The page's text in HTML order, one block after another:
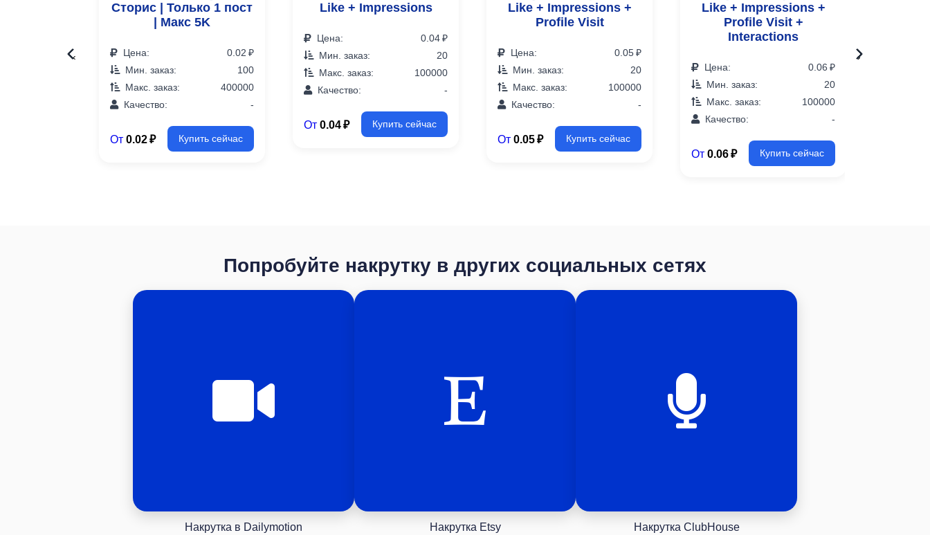
‹
Сторис | Только 1 пост
| Макс 5K
Цена:
0.02 ₽
Мин. заказ:
100
Макс. заказ:
400000
Качество:
-
От 0.02 ₽ Купить сейчас
Like + Impressions
Цена:
0.04 ₽
Мин. заказ:
20
Макс. заказ:
100000
Качество:
-
От 0.04 ₽ Купить сейчас
Like + Impressions +
Profile Visit
Цена:
0.05 ₽
Мин. заказ:
20
Макс. заказ:
100000
Качество:
-
От 0.05 ₽ Купить сейчас
Like + Impressions +
Profile Visit +
Interactions
Цена:
0.06 ₽
Мин. заказ:
20
Макс. заказ:
100000
Качество:
-
От 0.06 ₽ Купить сейчас
›
Попробуйте накрутку в других социальных сетях
Накрутка в Dailymotion Накрутка Etsy Накрутка ClubHouse